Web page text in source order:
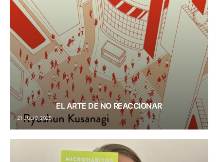
EL ARTE DE NO REACCIONAR
21 JULIO 2025